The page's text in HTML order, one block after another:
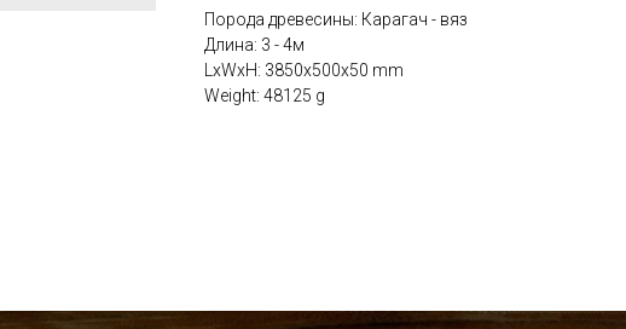
Порода древесины: Карагач - вяз
Длина: 3 - 4м
LxWxH: 3850x500x50 mm
Weight: 48125 g